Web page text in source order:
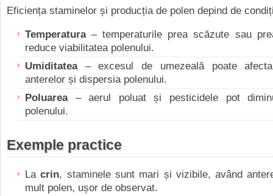
Eficiența staminelor și producția de polen depind de
Temperatura– temperaturile prea scăzute sau
reduce viabilitatea polenului.
Umiditatea– excesul de umezeală poate afecta
anterelor și dispersia polenului.
Poluarea– aerul poluat și pesticidele pot
polenului.
Exemple practice
Lacrin, staminele sunt mari și vizibile, având
mult polen, ușor de observat.